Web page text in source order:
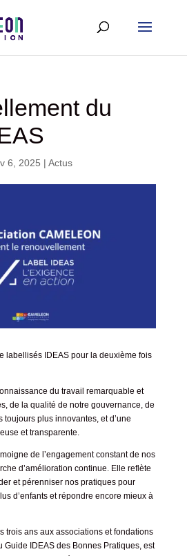
du
6, 2025 | Actus
labellisés IDEAS pour la deuxième fois
du travail remarquable et
de la qualité de notre gouvernance, de
toujours plus innovantes, et d’une
et transparente.
de l’engagement constant de nos
d’amélioration continue. Elle reflète
et pérenniser nos pratiques pour
d’enfants et répondre encore mieux à
trois ans aux associations et fondations
Guide IDEAS des Bonnes Pratiques, est